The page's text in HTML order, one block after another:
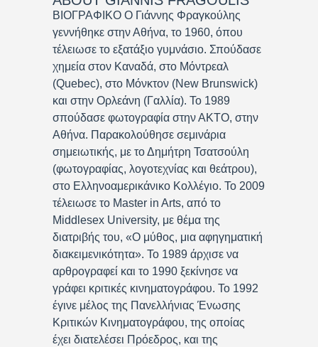
ΒΙΟΓΡΑΦΙΚΟ Ο Γιάννης Φραγκούλης
γεννήθηκε στην Αθήνα, το 1960, όπου
τέλειωσε το εξατάξιο γυμνάσιο. Σπούδασε
χημεία στον Καναδά, στο Μόντρεαλ
(Quebec), στο Μόνκτον (New Brunswick)
και στην Ορλεάνη (Γαλλία). Το 1989
σπούδασε φωτογραφία στην ΑΚΤΟ, στην
Αθήνα. Παρακολούθησε σεμινάρια
σημειωτικής, με το Δημήτρη Τσατσούλη
(φωτογραφίας, λογοτεχνίας και θεάτρου),
στο Ελληνοαμερικάνικο Κολλέγιο. Το 2009
τέλειωσε το Master in Arts, από το
Middlesex University, με θέμα της
διατριβής του, «Ο μύθος, μια αφηγηματική
διακειμενικότητα». Το 1989 άρχισε να
αρθρογραφεί και το 1990 ξεκίνησε να
γράφει κριτικές κινηματογράφου. Το 1992
έγινε μέλος της Πανελλήνιας Ένωσης
Κριτικών Κινηματογράφου, της οποίας
έχει διατελέσει Πρόεδρος, και της